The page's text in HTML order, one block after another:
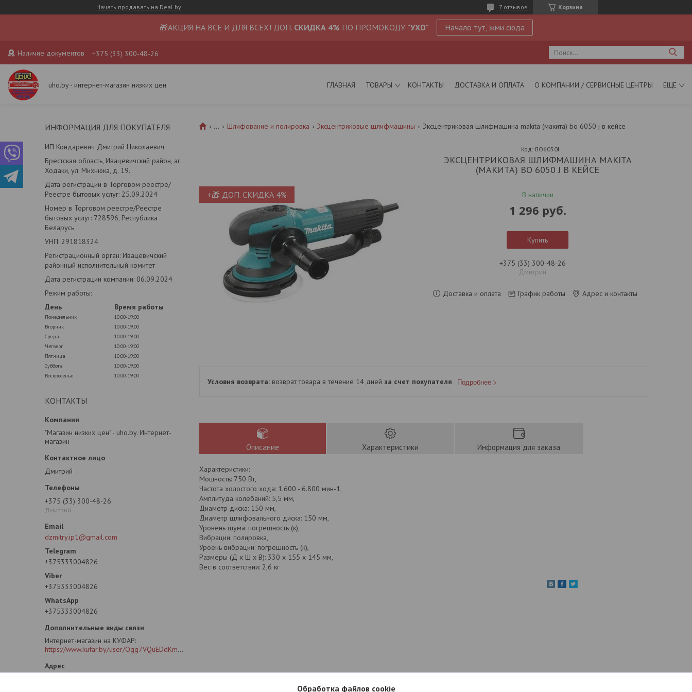
Начать продавать на Deal.by Корзина
7 отзывов
🎁АКЦИЯ НА ВСЁ И ДЛЯ ВСЕХ! ДОП. СКИДКА 4% ПО ПРОМОКОДУ "УХО" Начало тут, жми сюда
Наличие документов +375 (33) 300-48-26
uho.by - интернет-магазин низких цен ГЛАВНАЯ ТОВАРЫ КОНТАКТЫ ДОСТАВКА И ОПЛАТА О КОМПАНИИ / СЕРВИСНЫЕ ЦЕНТРЫ ЕЩЁ
ИНФОРМАЦИЯ ДЛЯ ПОКУПАТЕЛЯ
ИП Кондаревич Дмитрий Николаевич
Брестская область, Ивацевичский район, аг.
Ходаки, ул. Михнюка, д. 19.
Дата регистрации в Торговом реестре/
Реестре бытовых услуг: 25.09.2024
Номер в Торговом реестре/Реестре
бытовых услуг: 728596, Республика
Беларусь
УНП: 291818324
Регистрационный орган: Ивацевичский
районный исполнительный комитет
Дата регистрации компании: 06.09.2024
Режим работы:
День
Время работы
Понедельник
10:00-19:00
Вторник
10:00-19:00
Среда
10:00-19:00
Четверг
10:00-19:00
Пятница
10:00-19:00
Суббота
10:00-19:00
Воскресенье
10:00-19:00
КОНТАКТЫ
"Магазин низких цен" - uho.by. Интернет-
магазин
Дмитрий
+375 (33) 300-48-26
Дмитрий
dzmitry.ip1@gmail.com
+375333004826
+375333004826
+375333004826
Интернет-магазин на КУФАР
https://www.kufar.by/user/Ogg7VQuEDdKm2oG4CLB6SIY?previousUrl=https%3A%2F%2Fwww.kufar.by%2Fitem%2F1073355778&widgetPosition=lower
... Шлифование и полировка Эксцентриковые шлифмашины Эксцентриковая шлифмашина makita (макита) bo 6050 j в кейсе
+🎁 ДОП. СКИДКА 4%
ЭКСЦЕНТРИКОВАЯ ШЛИФМАШИНА MAKITA
(МАКИТА) BO 6050 J В КЕЙСЕ
В наличии
Код: BO6050J
1 296 руб.
Купить
+375 (33) 300-48-26
Дмитрий
Доставка и оплата График работы Адрес и контакты
возврат товара в течение 14 дней за счет покупателя Подробнее
Описание Характеристики Информация для заказа
Характеристики:
Мощность: 750 Вт,
Частота холостого хода: 1.600 - 6.800 мин-1,
Амплитуда колебаний: 5,5 мм,
Диаметр диска: 150 мм,
Диаметр шлифовального диска: 150 мм,
Уровень шума: погрешность (к),
Вибрации: полировка,
Уроень вибрации: погрешность (к),
Размеры (Д х Ш х В): 330 x 155 x 145 мм,
Вес в соответствии: 2,6 кг
Обработка файлов cookie